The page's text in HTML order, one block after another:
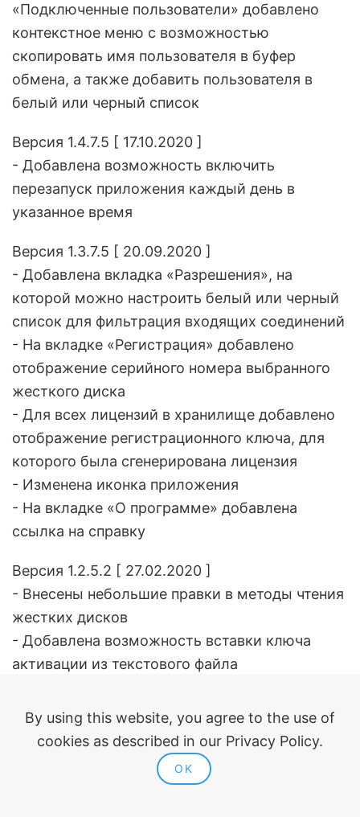
«Подключенные пользователи» добавлено
контекстное меню с возможностью
скопировать имя пользователя в буфер
обмена, а также добавить пользователя в
белый или черный список
Версия 1.4.7.5 [ 17.10.2020 ]
- Добавлена возможность включить
перезапуск приложения каждый день в
указанное время
Версия 1.3.7.5 [ 20.09.2020 ]
- Добавлена вкладка «Разрешения», на
которой можно настроить белый или черный
список для фильтрация входящих соединений
- На вкладке «Регистрация» добавлено
отображение серийного номера выбранного
жесткого диска
- Для всех лицензий в хранилище добавлено
отображение регистрационного ключа, для
которого была сгенерирована лицензия
- Изменена иконка приложения
- На вкладке «О программе» добавлена
ссылка на справку
Версия 1.2.5.2 [ 27.02.2020 ]
- Внесены небольшие правки в методы чтения
жестких дисков
- Добавлена возможность вставки ключа
активации из текстового файла
- Убрано отображение ошибок в
всплывающем окне, возникающих при
проверке обновлений
By using this website, you agree to the use of
cookies as described in our Privacy Policy.
OK